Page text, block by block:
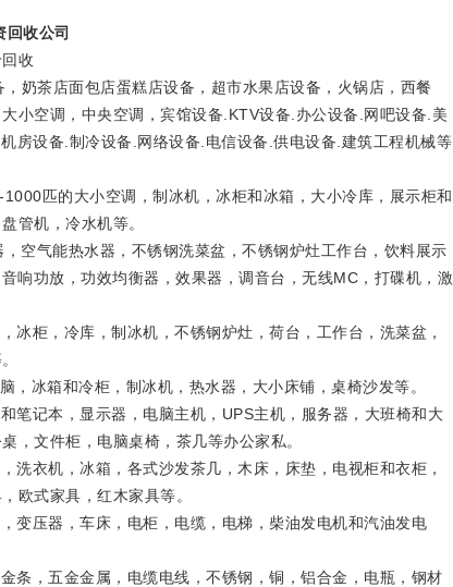
收公司
收
茶店面包店蛋糕店设备，超市水果店设备，火锅店，西餐
小空调，中央空调，宾馆设备.KTV设备.办公设备.网吧设备.美
房设备.制冷设备.网络设备.电信设备.供电设备.建筑工程机械等
匹的大小空调，制冰机，冰柜和冰箱，大小冷库，展示柜和
管机，冷水机等。
气能热水器，不锈钢洗菜盆，不锈钢炉灶工作台，饮料展示
响功放，功效均衡器，效果器，调音台，无线MC，打碟机，激
柜，冷库，制冰机，不锈钢炉灶，荷台，工作台，洗菜盆，
冰箱和冷柜，制冰机，热水器，大小床铺，桌椅沙发等。
记本，显示器，电脑主机，UPS主机，服务器，大班椅和大
，文件柜，电脑桌椅，茶几等办公家私。
衣机，冰箱，各式沙发茶几，木床，床垫，电视柜和衣柜，
欧式家具，红木家具等。
压器，车床，电柜，电缆，电梯，柴油发电机和汽油发电
，五金金属，电缆电线，不锈钢，铜，铝合金，电瓶，钢材